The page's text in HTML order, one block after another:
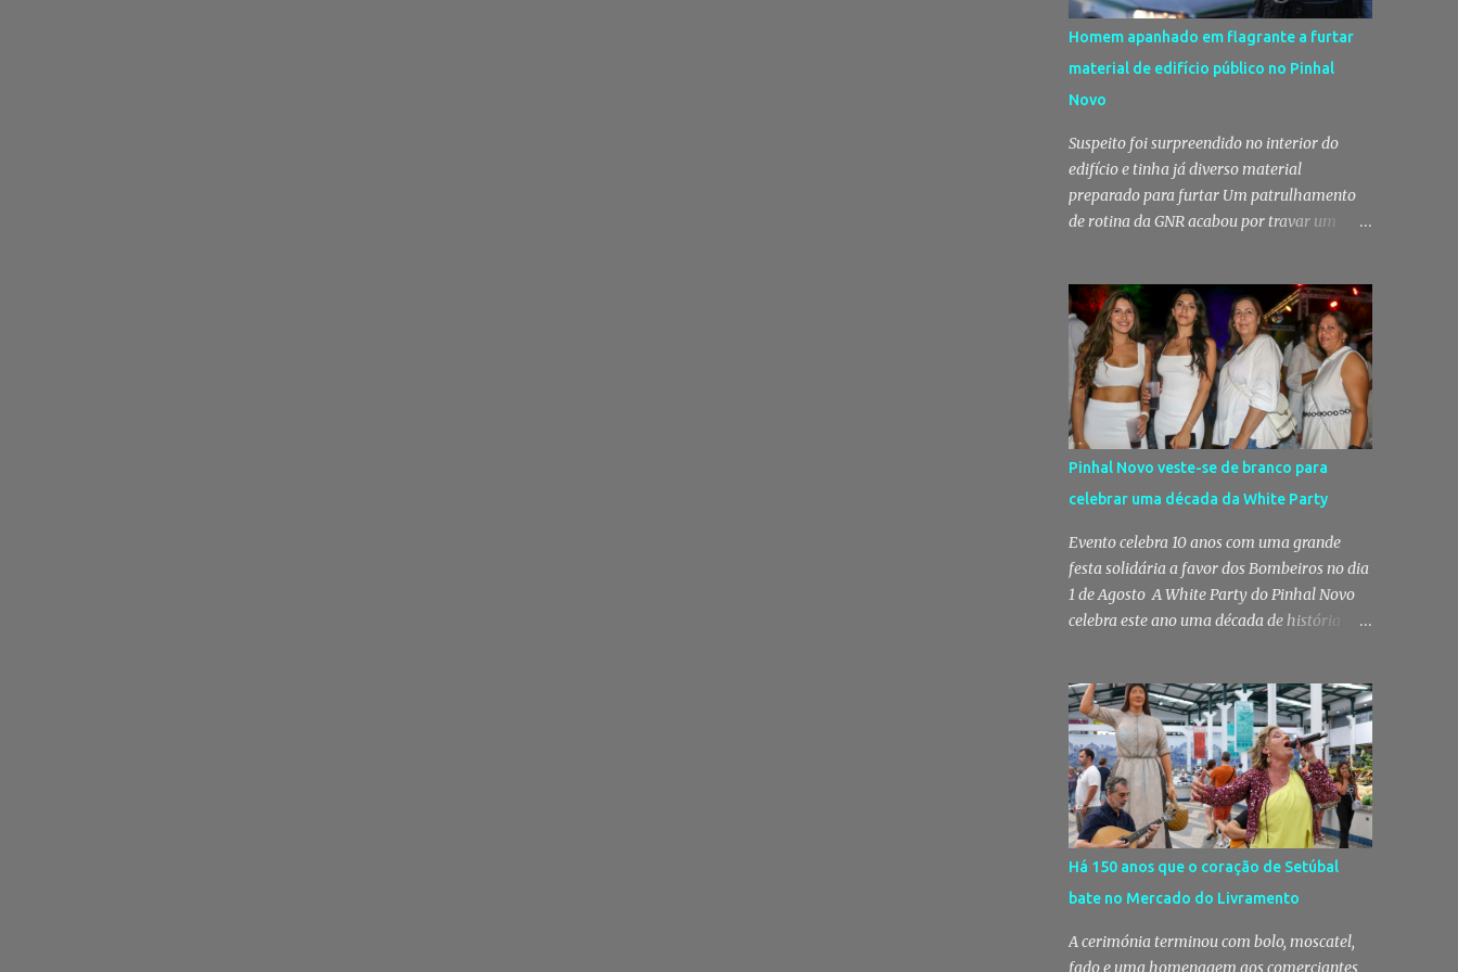
Homem apanhado em flagrante a furtar
material de edifício público no Pinhal
Novo
Suspeito foi surpreendido no interior do
edifício e tinha já diverso material
preparado para furtar Um patrulhamento
de rotina da GNR acabou por travar um
em flagrante delito no interior de um
edifício público quando alegadamente se
preparava para retirar diverso material,
acabando detido pelos militares da Guarda.
Patrulhamento da GNR termina com
detenção por furto A detenção ocorreu no
dia 4 de Agosto, - mas divulgada só nesta
quinta-feira - numa ação desenvolvida pelo
Posto Territorial de Pinhal Novo. Segundo a
GNR, "no âmbito de uma ação de
patrulhamento, os militares da Guarda
detetaram uma viatura estacionada num
local referenciado pela prática de furtos e
diligências policiais. Foi no decorrer dessas
ações que os militares localizaram um
suspeito no interior de um edifício público.
Apanhado em flagrante De ...
Pinhal Novo veste-se de branco para
celebrar uma década da White Party
Evento celebra 10 anos com uma grande
festa solidária a favor dos Bombeiros no dia
1 de Agosto A White Party do Pinhal Novo
celebra este ano uma década de história
Maria dos Santos volta a vestir-se de branco
para receber milhares de pessoas numa
noite de música, reencontros e
solidariedade, em que parte das receitas
reverterá para a Associação Humanitária
dos Bombeiros Voluntários do Pinhal Novo,
reforçando o espírito comunitário que
sempre distinguiu este evento. O branco é a
cor essencial da festa de 1 de Agosto no
Pinhal Novo 10 anos depois da primeira
edição, a White Party continua a ser muito
Há 150 anos que o coração de Setúbal
bate no Mercado do Livramento
A cerimónia terminou com bolo, moscatel,
fado e uma homenagem aos comerciantes